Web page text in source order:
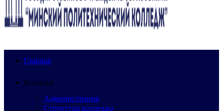
Главная
Колледж
Администрация
Структура колледжа